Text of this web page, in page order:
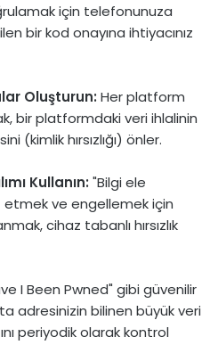
için telefonunuza
bir kod onayına ihtiyacınız
Oluşturun: Her platform
bir platformdaki veri ihlalinin
(kimlik hırsızlığı) önler.
Kullanın: "Bilgi ele
etmek ve engellemek için
cihaz tabanlı hırsızlık
I Been Pwned" gibi güvenilir
adresinizin bilinen büyük veri
periyodik olarak kontrol